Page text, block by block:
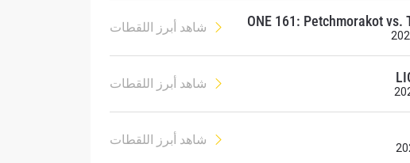
ONE 161: Petchmorakot vs. شاهد أبرز اللقطات
شاهد أبرز اللقطات
شاهد أبرز اللقطات